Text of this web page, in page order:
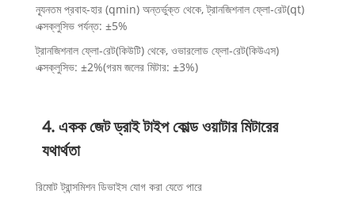
ন্যূনতম প্রবাহ-হার (qmin) অন্তর্ভুক্ত থেকে, ট্রানজিশনাল ফ্লো-রেট(qt)
এক্সক্লুসিভ পর্যন্ত: ±5%
ট্রানজিশনাল ফ্লো-রেট(কিউটি) থেকে, ওভারলোড ফ্লো-রেট(কিউএস)
এক্সক্লুসিভ: ±2%(গরম জলের মিটার: ±3%)
4. একক জেট ড্রাই টাইপ কোল্ড ওয়াটার মিটারের
যথার্থতা
রিমোট ট্রান্সমিশন ডিভাইস যোগ করা যেতে পারে